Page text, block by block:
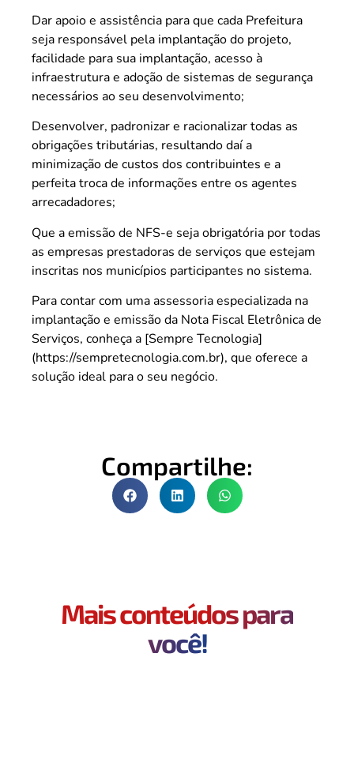
Dar apoio e assistência para que cada Prefeitura
seja responsável pela implantação do projeto,
facilidade para sua implantação, acesso à
infraestrutura e adoção de sistemas de segurança
necessários ao seu desenvolvimento;
Desenvolver, padronizar e racionalizar todas as
obrigações tributárias, resultando daí a
minimização de custos dos contribuintes e a
perfeita troca de informações entre os agentes
arrecadadores;
Que a emissão de NFS-e seja obrigatória por todas
as empresas prestadoras de serviços que estejam
inscritas nos municípios participantes no sistema.
Para contar com uma assessoria especializada na
implantação e emissão da Nota Fiscal Eletrônica de
Serviços, conheça a [Sempre Tecnologia]
(https://sempretecnologia.com.br), que oferece a
solução ideal para o seu negócio.
Compartilhe:
Mais conteúdos para
você!